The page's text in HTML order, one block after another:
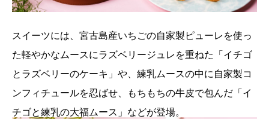
スイーツには、宮古島産いちごの自家製ピューレを使っ
た軽やかなムースにラズベリージュレを重ねた「イチゴ
とラズベリーのケーキ」や、練乳ムースの中に自家製コ
ンフィチュールを忍ばせ、もちもちの牛皮で包んだ「イ
チゴと練乳の大福ムース」などが登場。